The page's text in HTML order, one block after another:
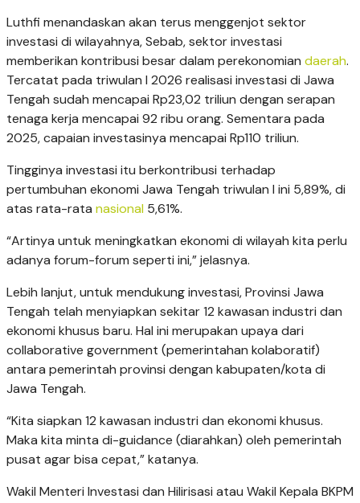
Luthfi menandaskan akan terus menggenjot sektor
investasi di wilayahnya, Sebab, sektor investasi
memberikan kontribusi besar dalam perekonomian daerah.
Tercatat pada triwulan I 2026 realisasi investasi di Jawa
Tengah sudah mencapai Rp23,02 triliun dengan serapan
tenaga kerja mencapai 92 ribu orang. Sementara pada
2025, capaian investasinya mencapai Rp110 triliun.
Tingginya investasi itu berkontribusi terhadap
pertumbuhan ekonomi Jawa Tengah triwulan I ini 5,89%, di
atas rata-rata nasional 5,61%.
“Artinya untuk meningkatkan ekonomi di wilayah kita perlu
adanya forum-forum seperti ini,” jelasnya.
Lebih lanjut, untuk mendukung investasi, Provinsi Jawa
Tengah telah menyiapkan sekitar 12 kawasan industri dan
ekonomi khusus baru. Hal ini merupakan upaya dari
collaborative government (pemerintahan kolaboratif)
antara pemerintah provinsi dengan kabupaten/kota di
Jawa Tengah.
“Kita siapkan 12 kawasan industri dan ekonomi khusus.
Maka kita minta di-guidance (diarahkan) oleh pemerintah
pusat agar bisa cepat,” katanya.
Wakil Menteri Investasi dan Hilirisasi atau Wakil Kepala BKPM